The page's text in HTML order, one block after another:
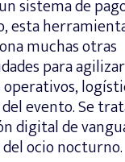
sistema de
esta
muchas otras
para
operativos,
evento. Se
digital de
ocio nocturno.